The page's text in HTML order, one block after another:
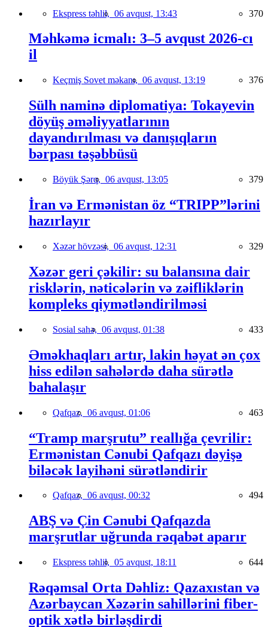
Ekspress təhlil, 06 avqust, 13:43 370
Məhkəmə icmalı: 3–5 avqust 2026-cı
il
Keçmiş Sovet məkanı, 06 avqust, 13:19 376
Sülh naminə diplomatiya: Tokayevin
döyüş əməliyyatlarının
dayandırılması və danışıqların
bərpası təşəbbüsü
Böyük Şərq, 06 avqust, 13:05 379
İran və Ermənistan öz “TRIPP”lərini
hazırlayır
Xəzər hövzəsi, 06 avqust, 12:31 329
Xəzər geri çəkilir: su balansına dair
risklərin, nəticələrin və zəifliklərin
kompleks qiymətləndirilməsi
Sosial sahə, 06 avqust, 01:38 433
Əməkhaqları artır, lakin həyat ən çox
hiss edilən sahələrdə daha sürətlə
bahalaşır
Qafqaz, 06 avqust, 01:06 463
“Tramp marşrutu” reallığa çevrilir:
Ermənistan Cənubi Qafqazı dəyişə
biləcək layihəni sürətləndirir
Qafqaz, 06 avqust, 00:32 494
ABŞ və Çin Cənubi Qafqazda
marşrutlar uğrunda rəqabət aparır
Ekspress təhlil, 05 avqust, 18:11 644
Rəqəmsal Orta Dəhliz: Qazaxıstan və
Azərbaycan Xəzərin sahillərini fiber-
optik xətlə birləşdirdi